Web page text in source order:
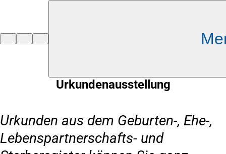
Urkundenausstellung
Urkunden aus dem Geburten-, Ehe-,
Lebenspartnerschafts- und